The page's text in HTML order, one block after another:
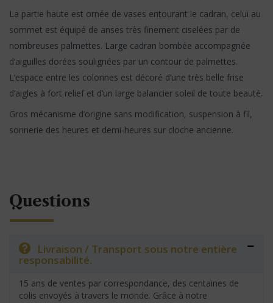
La partie haute est ornée de vases entourant le cadran, celui au
sommet est équipé de anses très finement ciselées par de
nombreuses palmettes. Large cadran bombée accompagnée
d’aiguilles dorées soulignées par un contour de palmettes.
L’espace entre les colonnes est décoré d’une très belle frise
d’aigles à fort relief et d’un large balancier soleil de toute beauté.
Gros mécanisme d’origine sans modification, suspension à fil,
sonnerie des heures et demi-heures sur cloche ancienne.
Questions
Livraison / Transport sous notre entière
responsabilité.
15 ans de ventes par correspondance, des centaines de
colis envoyés à travers le monde. Grâce à notre